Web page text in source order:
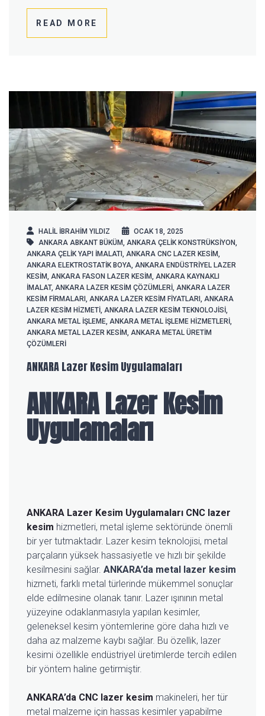
READ MORE
HALIL IBRAHIM YILDIZ
OCAK 18, 2025
ANKARA ABKANT BÜKÜM, ANKARA ÇELIK KONSTRÜKSIYON,
ANKARA ÇELIK YAPI IMALATI, ANKARA CNC LAZER KESIM,
ANKARA ELEKTROSTATIK BOYA, ANKARA ENDÜSTRIYEL LAZER
KESIM, ANKARA FASON LAZER KESIM, ANKARA KAYNAKLI
IMALAT, ANKARA LAZER KESIM ÇÖZÜMLERI, ANKARA LAZER
KESIM FIRMALARI, ANKARA LAZER KESIM FIYATLARI, ANKARA
LAZER KESIM HIZMETI, ANKARA LAZER KESIM TEKNOLOJISI,
ANKARA METAL IŞLEME, ANKARA METAL IŞLEME HIZMETLERI,
ANKARA METAL LAZER KESIM, ANKARA METAL ÜRETIM
ÇÖZÜMLERI
ANKARA Lazer Kesim Uygulamaları
ANKARA Lazer Kesim
Uygulamaları
ANKARA Lazer Kesim Uygulamaları CNC lazer
kesim hizmetleri, metal işleme sektöründe önemli
bir yer tutmaktadır. Lazer kesim teknolojisi, metal
parçaların yüksek hassasiyetle ve hızlı bir şekilde
kesilmesini sağlar. ANKARA’da metal lazer kesim
hizmeti, farklı metal türlerinde mükemmel sonuçlar
elde edilmesine olanak tanır. Lazer ışınının metal
yüzeyine odaklanmasıyla yapılan kesimler,
geleneksel kesim yöntemlerine göre daha hızlı ve
daha az malzeme kaybı sağlar. Bu özellik, lazer
kesimi özellikle endüstriyel üretimlerde tercih edilen
bir yöntem haline getirmiştir.
ANKARA’da CNC lazer kesim makineleri, her tür
metal malzeme için hassas kesimler yapabilme